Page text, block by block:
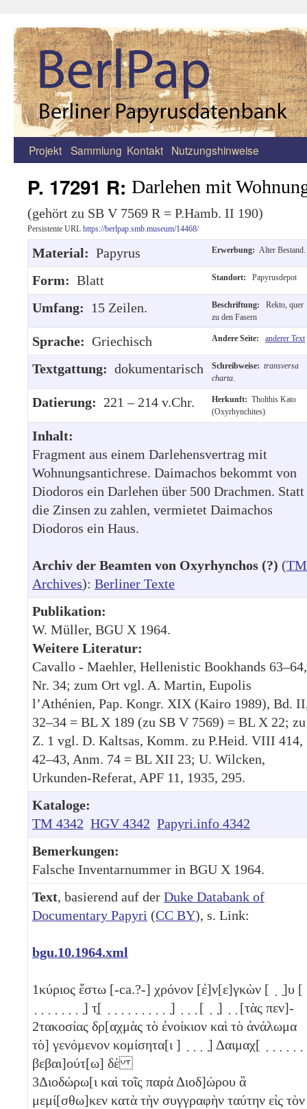
Zum
Projekt Sammlung Kontakt Nutzungshinweise
P. 17291 R: Darlehen mit
(gehört zu SB V 7569 R = P.Hamb. II 190)
Persistente URL https://berlpap.smb.museum/14468/
Material: Papyrus Erwerbung: Alter Bestand.
Form: Blatt Standort: Papyrusdepot
Umfang: 15 Zeilen. Beschriftung:
Rekto, quer
zu den Fasern
Sprache: Griechisch Andere Seite: anderer Text
Textgattung: dokumentarisch Schreibweise: transversa
charta
Datierung: 221 – 214 v.Chr. Herkunft: Tholthis Kato
(Oxyrhynchites)
Inhalt:
Fragment aus einem Darlehensvertrag mit
Wohnungsantichrese. Daimachos bekommt von
Diodoros ein Darlehen über 500 Drachmen. Statt
die Zinsen zu zahlen, vermietet Daimachos
Diodoros ein Haus.
Archiv der Beamten von Oxyrhynchos (?) (TM
Archives): Berliner Texte
Publikation:
W. Müller, BGU X 1964.
Weitere Literatur:
Cavallo - Maehler, Hellenistic Bookhands 63–64,
Nr. 34; zum Ort vgl. A. Martin, Eupolis
l’Athénien, Pap. Kongr. XIX (Kairo 1989), Bd.
32–34 = BL X 189 (zu SB V 7569) = BL X 22; zu
Z. 1 vgl. D. Kaltsas, Komm. zu P.Heid. VIII 414,
42–43, Anm. 74 = BL XII 23; U. Wilcken,
Urkunden-Referat, APF 11, 1935, 295.
Kataloge:
TM 4342 HGV 4342 Papyri.info 4342
Bemerkungen:
Falsche Inventarnummer in BGU X 1964.
Text, basierend auf der Duke Databank of
Documentary Papyri (CC BY), s. Link:
bgu.10.1964.xml
1κύριος ἔστω [-ca.?-] χρόνον [ἐ]ν[ε]γκὼν [ ̣ ̣]υ [
̣ ̣ ̣ ̣ ̣ ̣ ̣ ̣] τ̣[ ̣ ̣ ̣ ̣ ̣ ̣ ̣ ̣ ̣ ̣] ̣ ̣ ̣ [ ̣ ̣] ̣ ̣ [τὰς πεν]-
2τακοσίας δρ[αχμὰς τὸ ἐνοίκιον καὶ τὸ ἀνάλωμα
τὸ] γενόμενον κομίσητα[ι ] ̣ ̣ ̣ ̣] Δαιμαχ[
βεβαι]ούτ[ω] δὲ
3Διοδώρω[ι καὶ τοῖς παρὰ Διοδ]ώρου ἃ
μεμί[σθω]κεν κατὰ τὴν συγγραφὴν ταύτην εἰς τὸν